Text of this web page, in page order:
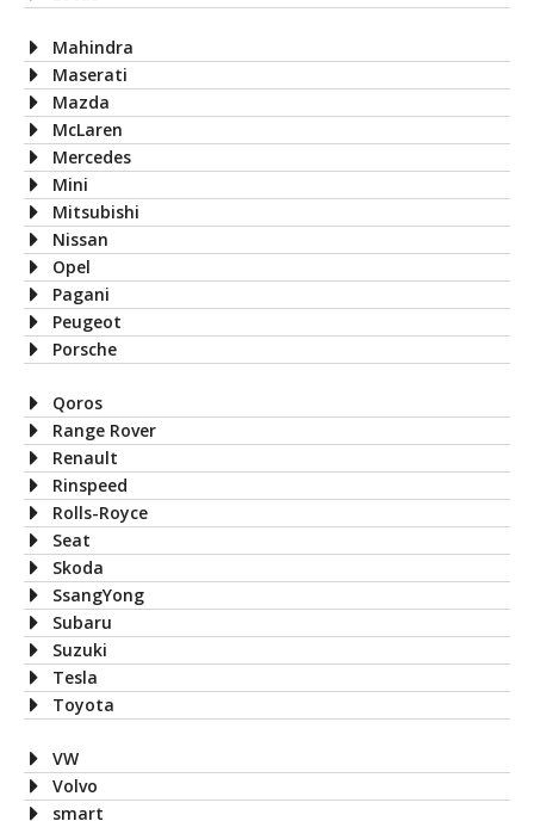
Mahindra
Maserati
Mazda
McLaren
Mercedes
Mini
Mitsubishi
Nissan
Opel
Pagani
Peugeot
Porsche
Qoros
Range Rover
Renault
Rinspeed
Rolls-Royce
Seat
Skoda
SsangYong
Subaru
Suzuki
Tesla
Toyota
VW
Volvo
smart